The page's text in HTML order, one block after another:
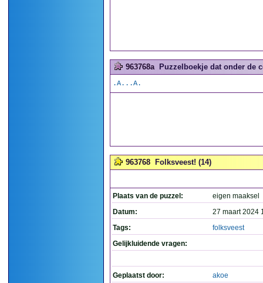
963768a Puzzelboekje dat onder de
.A...A.
963768 Folksveest! (14)
Plaats van de puzzel:
eigen maaksel
Datum:
27 maart 2024
Tags:
folksveest
Gelijkluidende vragen:
Geplaatst door: akoe